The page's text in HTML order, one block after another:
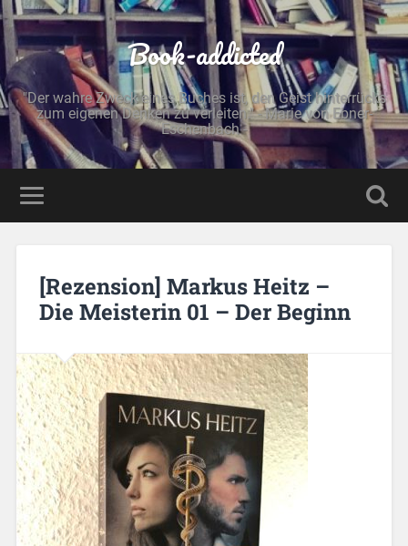
Book-addicted
"Der wahre Zweck eines Buches ist, den Geist hinterrücks
zum eigenen Denken zu verleiten." - Marie von Ebner-
Eschenbach -
[Rezension] Markus Heitz –
Die Meisterin 01 – Der Beginn